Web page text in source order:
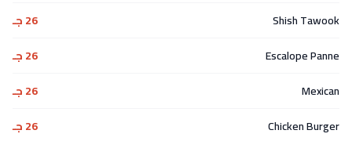
Shish Tawook
26 جـ
Escalope Panne
26 جـ
Mexican
26 جـ
Chicken Burger
26 جـ